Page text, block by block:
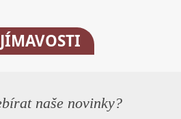
naše novinky?